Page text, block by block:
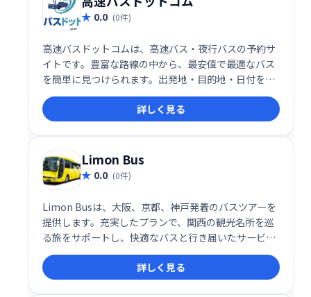
0.0 (0件)
高速バスドットコムは、高速バス・夜行バスの予約サ
イトです。豊富な路線の中から、最安値で最適なバス
を簡単に見つけられます。出発地・目的地・日付を入
力するだけで、複数のバス会社から運行情報を比較
し、すぐに予約できます。快適な旅を、高速バスドッ
トコムで！
詳しく見る
Limon Bus
0.0 (0件)
Limon Busは、大阪、京都、神戸発着のバスツアーを
提供します。充実したプランで、関西の観光名所を巡
る旅をサポートし、快適なバスと行き届いたサービス
で、思い出に残る旅をお約束します。
詳しく見る